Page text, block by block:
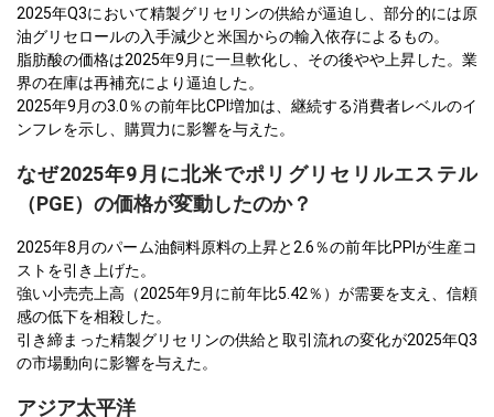
2025年Q3において精製グリセリンの供給が逼迫し、部分的には原
油グリセロールの入手減少と米国からの輸入依存によるもの。
脂肪酸の価格は2025年9月に一旦軟化し、その後やや上昇した。業
界の在庫は再補充により逼迫した。
2025年9月の3.0％の前年比CPI増加は、継続する消費者レベルのイ
ンフレを示し、購買力に影響を与えた。
なぜ2025年9月に北米でポリグリセリルエステル
（PGE）の価格が変動したのか？
2025年8月のパーム油飼料原料の上昇と2.6％の前年比PPIが生産コ
ストを引き上げた。
強い小売売上高（2025年9月に前年比5.42％）が需要を支え、信頼
感の低下を相殺した。
引き締まった精製グリセリンの供給と取引流れの変化が2025年Q3
の市場動向に影響を与えた。
アジア太平洋